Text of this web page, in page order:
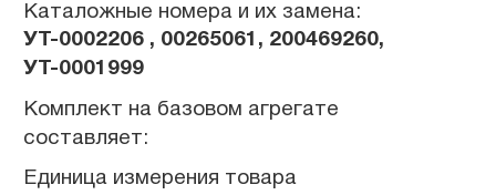
Каталожные номера и их замена:
УТ-0002206 , 00265061, 200469260,
УТ-0001999
Комплект на базовом агрегате
составляет:
Единица измерения товара